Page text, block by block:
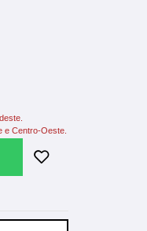
e Centro-Oeste.